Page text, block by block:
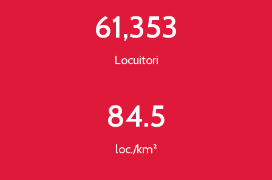
Locuitori
61,353
loc./km²
84.5